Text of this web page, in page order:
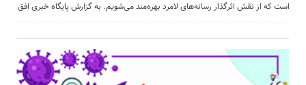
است که از نقش اثرگذار رسانه‌های لامرد بهره‌مند می‌شویم. به گزارش پایگاه خبری افق